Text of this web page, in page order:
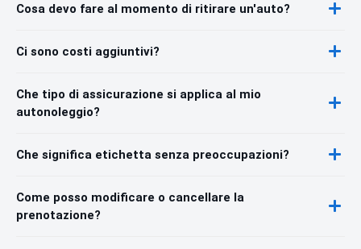
Cosa devo fare al momento di ritirare un'auto?
Ci sono costi aggiuntivi?
Che tipo di assicurazione si applica al mio
autonoleggio?
Che significa etichetta senza preoccupazioni?
Come posso modificare o cancellare la
prenotazione?